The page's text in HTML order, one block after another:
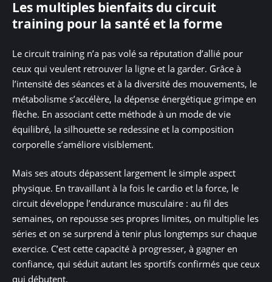
Les multiples bienfaits du circuit
training pour la santé et la forme
Le circuit training n’a pas volé sa réputation d’allié pour
ceux qui veulent retrouver la ligne et la garder. Grâce à
l’intensité des séances et à la diversité des mouvements, le
métabolisme s’accélère, la dépense énergétique grimpe en
flèche. En associant cette méthode à un mode de vie
équilibré, la silhouette se redessine et la composition
corporelle s’améliore visiblement.
Mais ses atouts dépassent largement le simple aspect
physique. En travaillant à la fois le cardio et la force, le
circuit développe l’endurance musculaire : au fil des
semaines, on repousse ses propres limites, on multiplie les
séries et on se surprend à tenir plus longtemps sur chaque
exercice. C’est cette capacité à progresser, à gagner en
confiance, qui séduit autant les sportifs confirmés que ceux
qui débutent.